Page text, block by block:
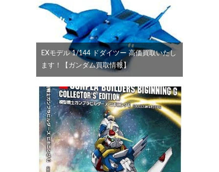
EXモデル 1/144 ドダイツー 高価買取いたし
ます！【ガンダム買取情報】